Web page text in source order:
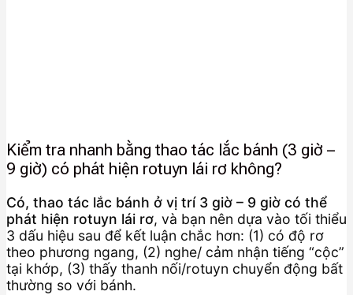
Kiểm tra nhanh bằng thao tác lắc bánh (3 giờ –
9 giờ) có phát hiện rotuyn lái rơ không?
Có, thao tác lắc bánh ở vị trí 3 giờ – 9 giờ có thể
phát hiện rotuyn lái rơ, và bạn nên dựa vào tối thiểu
3 dấu hiệu sau để kết luận chắc hơn: (1) có độ rơ
theo phương ngang, (2) nghe/ cảm nhận tiếng “cộc”
tại khớp, (3) thấy thanh nối/rotuyn chuyển động bất
thường so với bánh.